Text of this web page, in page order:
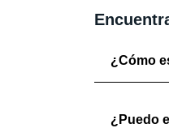
¿Cómo
¿Puedo